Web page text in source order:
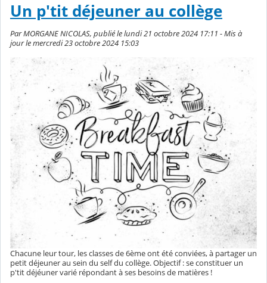
Un p'tit déjeuner au collège
Par MORGANE NICOLAS, publié le lundi 21 octobre 2024 17:11 - Mis à
jour le mercredi 23 octobre 2024 15:03
Chacune leur tour, les classes de 6ème ont été conviées, à partager un
petit déjeuner au sein du self du collège. Objectif : se constituer un
p'tit déjéuner varié répondant à ses besoins de matières !